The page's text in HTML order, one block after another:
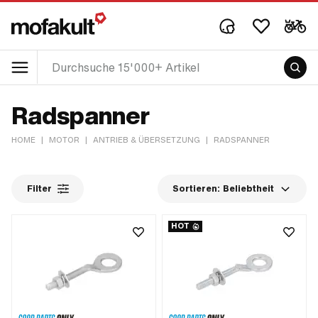
Radspanner
HOME | MOTOR | ANTRIEB & ÜBERSETZUNG | RADSPANNER
Filter Sortieren: Beliebtheit
HOT